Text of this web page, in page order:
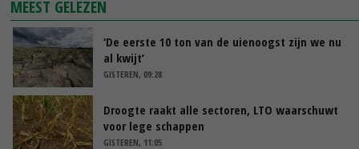
MEEST GELEZEN
‘De eerste 10 ton van de uienoogst zijn we nu
al kwijt’
GISTEREN, 09:28
Droogte raakt alle sectoren, LTO waarschuwt
voor lege schappen
GISTEREN, 11:05